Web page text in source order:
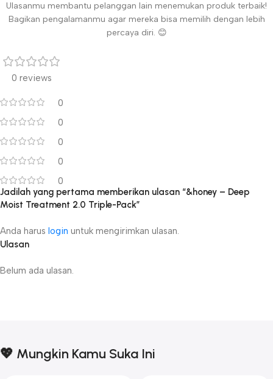
Ulasanmu membantu pelanggan lain menemukan produk terbaik!
Bagikan pengalamanmu agar mereka bisa memilih dengan lebih
percaya diri. 😊
0 reviews
0
0
0
0
0
Ulasan
Belum ada ulasan.
Jadilah yang pertama memberikan ulasan “&honey – Deep
Moist Treatment 2.0 Triple-Pack”
Anda harus login untuk mengirimkan ulasan.
💖 Mungkin Kamu Suka Ini